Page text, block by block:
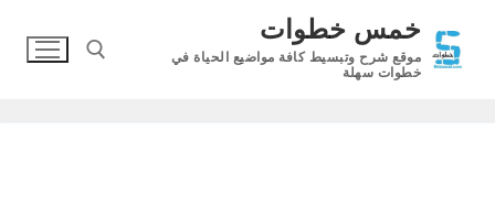
المحتوى
خمس خطوات
موقع شرح وتبسيط كافة مواضيع الحياة في
خطوات سهلة